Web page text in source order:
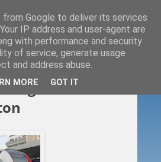
a
Google to deliver its services
IP address and user-agent are
with performance and security
of service, generate usage
and address abuse.
MORE GOT IT